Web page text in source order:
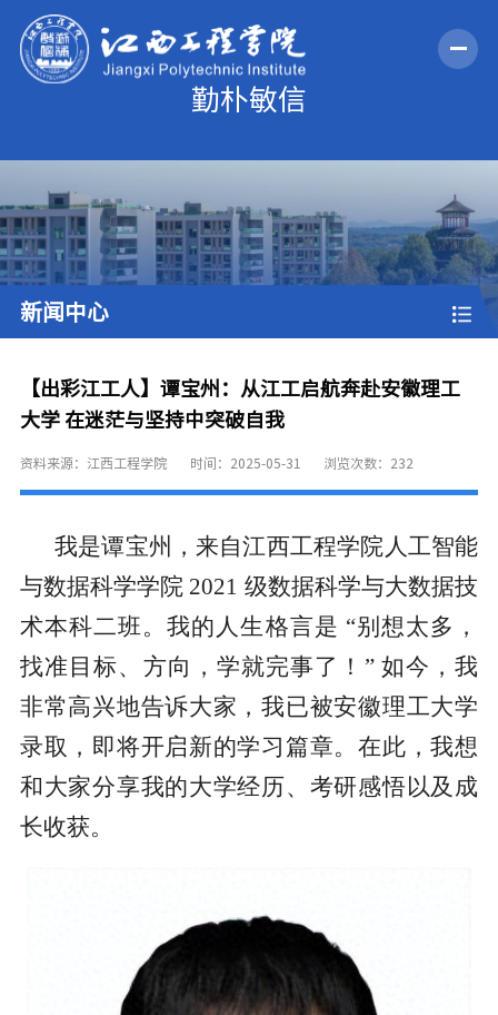
新闻中心
【出彩江工人】谭宝州：从江工启航奔赴安徽理工
大学 在迷茫与坚持中突破自我
资料来源：江西工程学院 时间：2025-05-31 浏览次数： 232
我是谭宝州，来自江西工程学院人工智能
与数据科学学院 2021 级数据科学与大数据技
术本科二班。我的人生格言是 “别想太多，
找准目标、方向，学就完事了！” 如今，我
非常高兴地告诉大家，我已被安徽理工大学
录取，即将开启新的学习篇章。在此，我想
和大家分享我的大学经历、考研感悟以及成
长收获。